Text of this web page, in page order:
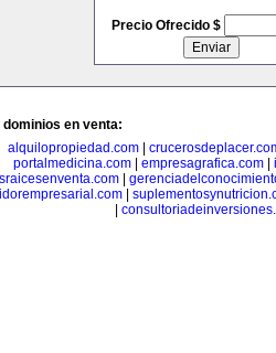
Precio Ofrecido $
dominios en venta:
alquilopropiedad.com|
portalmedicina.com
empresagrafica.com